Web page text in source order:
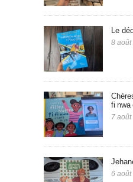
Le
8 août
fi nwa
7
6 août